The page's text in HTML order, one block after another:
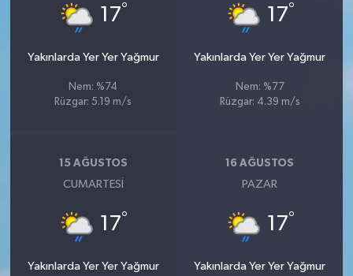
17°
Yakınlarda Yer Yer Yağmur
Nem: %74
Rüzgar: 5.19 m/s
17°
Yakınlarda Yer Yer Yağmur
Nem: %77
Rüzgar: 4.39 m/s
15 AĞUSTOS
CUMARTESI
17°
Yakınlarda Yer Yer Yağmur
16 AĞUSTOS
PAZAR
17°
Yakınlarda Yer Yer Yağmur